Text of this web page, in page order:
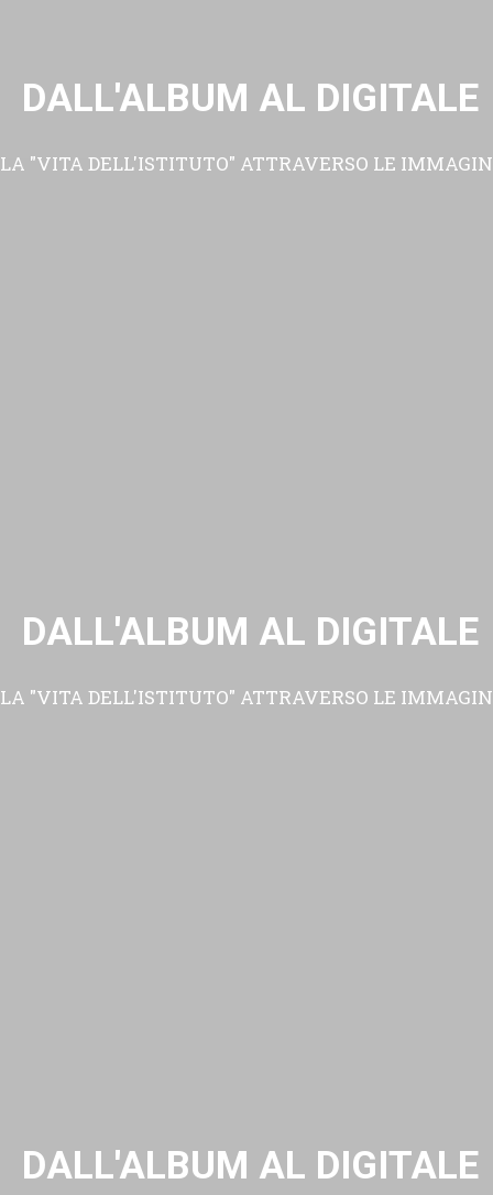
DALL'ALBUM AL DIGITALE
LA "VITA DELL'ISTITUTO" ATTRAVERSO LE
DALL'ALBUM AL DIGITALE
LA "VITA DELL'ISTITUTO" ATTRAVERSO LE
DALL'ALBUM AL DIGITALE